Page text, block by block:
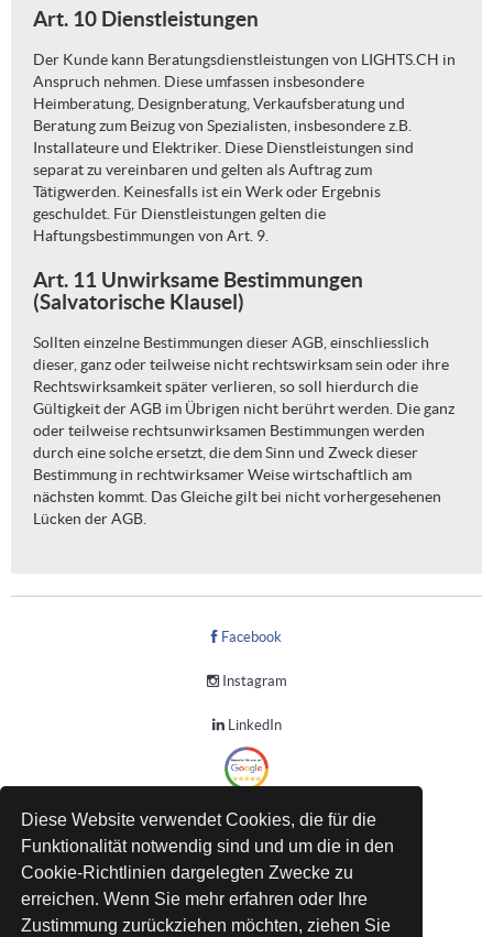
Diese Website verwendet Cookies, die für die
Funktionalität notwendig sind und um die in den
Cookie-Richtlinien dargelegten Zwecke zu
erreichen. Wenn Sie mehr erfahren oder Ihre
Zustimmung zurückziehen möchten, ziehen Sie
Art. 10 Dienstleistungen
Der Kunde kann Beratungsdienstleistungen von LIGHTS.CH in
Anspruch nehmen. Diese umfassen insbesondere
Heimberatung, Designberatung, Verkaufsberatung und
Beratung zum Beizug von Spezialisten, insbesondere z.B.
Installateure und Elektriker. Diese Dienstleistungen sind
separat zu vereinbaren und gelten als Auftrag zum
Tätigwerden. Keinesfalls ist ein Werk oder Ergebnis
geschuldet. Für Dienstleistungen gelten die
Haftungsbestimmungen von Art. 9.
Art. 11 Unwirksame Bestimmungen
(Salvatorische Klausel)
Sollten einzelne Bestimmungen dieser AGB, einschliesslich
dieser, ganz oder teilweise nicht rechtswirksam sein oder ihre
Rechtswirksamkeit später verlieren, so soll hierdurch die
Gültigkeit der AGB im Übrigen nicht berührt werden. Die ganz
oder teilweise rechtsunwirksamen Bestimmungen werden
durch eine solche ersetzt, die dem Sinn und Zweck dieser
Bestimmung in rechtwirksamer Weise wirtschaftlich am
nächsten kommt. Das Gleiche gilt bei nicht vorhergesehenen
Lücken der AGB.
Facebook
Instagram
LinkedIn
Datenschutz
AGB